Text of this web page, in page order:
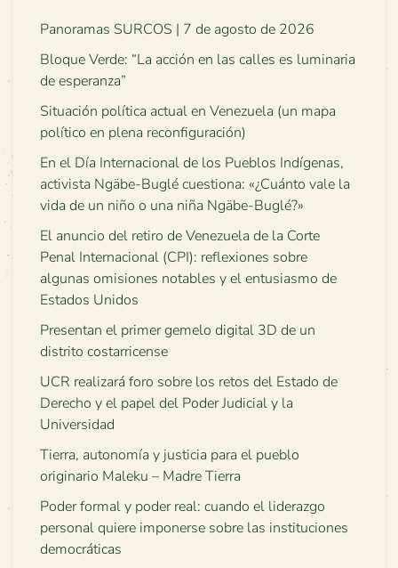
Panoramas SURCOS | 7 de agosto de 2026
Bloque Verde: “La acción en las calles es luminaria
de esperanza”
Situación política actual en Venezuela (un mapa
político en plena reconfiguración)
En el Día Internacional de los Pueblos Indígenas,
activista Ngäbe-Buglé cuestiona: «¿Cuánto vale la
vida de un niño o una niña Ngäbe-Buglé?»
El anuncio del retiro de Venezuela de la Corte
Penal Internacional (CPI): reflexiones sobre
algunas omisiones notables y el entusiasmo de
Estados Unidos
Presentan el primer gemelo digital 3D de un
distrito costarricense
UCR realizará foro sobre los retos del Estado de
Derecho y el papel del Poder Judicial y la
Universidad
Tierra, autonomía y justicia para el pueblo
originario Maleku – Madre Tierra
Poder formal y poder real: cuando el liderazgo
personal quiere imponerse sobre las instituciones
democráticas